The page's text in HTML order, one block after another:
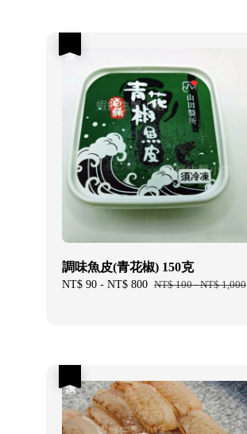
調味魚皮(青花椒) 150克
Sale
NT$ 90 - NT$ 800 Regular
NT$ 100-NT$ 1,000